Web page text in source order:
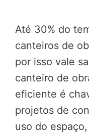
Até 30% do
canteiros de
por isso vale
canteiro de
eficiente é
projetos de
uso do